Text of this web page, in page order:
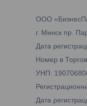
ООО
г. Минск пр.
Дата
Номер в
УНП:
Дата